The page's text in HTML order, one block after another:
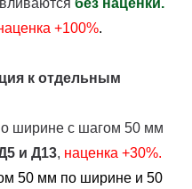
+100%.
к отдельным
ширине с шагом 50 мм
и Д13, наценка +30%.
50 мм по ширине и 50